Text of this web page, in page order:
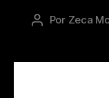
Por Zeca